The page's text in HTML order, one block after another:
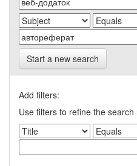
Start a new search
Add filters:
Use filters to refine the search